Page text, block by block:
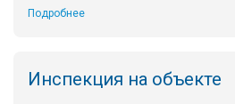
Подробнее
Инспекция на объекте